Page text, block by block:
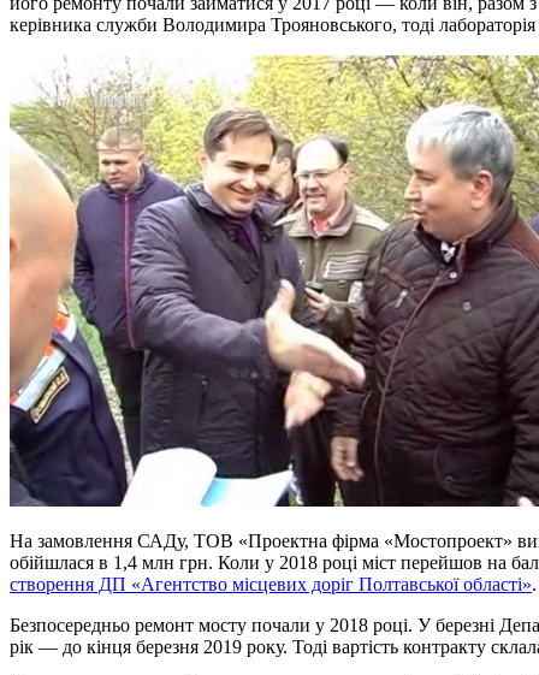
керівника служби Володимира Трояновського, тоді
На замовлення САДу, ТОВ «Проектна фірма «Мостопроект»
обійшлася в 1,4 млн грн. Коли у 2018 році міст перейшов на
створення ДП «Агентство місцевих доріг Полтавської області».
Безпосередньо ремонт мосту почали у 2018 році. У березні
рік — до кінця березня 2019 року. Тоді вартість контракту